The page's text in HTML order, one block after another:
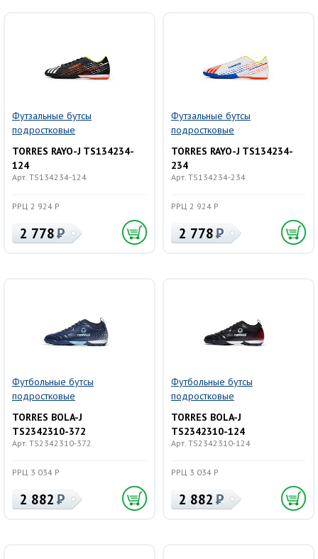
Футзальные бутсы
подростковые
TORRES RAYO-J TS134234-
124
Арт. TS134234-124
РРЦ 2 924 Р
2 778
Футзальные бутсы
подростковые
TORRES RAYO-J TS134234-
234
Арт. TS134234-234
РРЦ 2 924 Р
2 778
Футбольные бутсы
подростковые
TORRES BOLA-J
TS2342310-372
Арт. TS2342310-372
РРЦ 3 034 Р
2 882
Футбольные бутсы
подростковые
TORRES BOLA-J
TS2342310-124
Арт. TS2342310-124
РРЦ 3 034 Р
2 882